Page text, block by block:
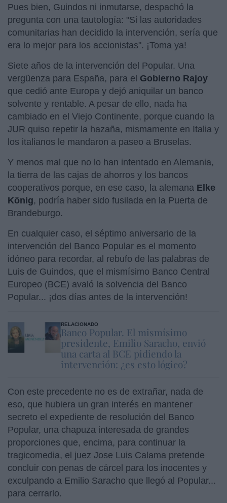
Pues bien, Guindos ni inmutarse, despachó la
pregunta con una tautología: "Si las autoridades
comunitarias han decidido la intervención, sería que
era lo mejor para los accionistas". ¡Toma ya!
Siete años de la intervención del Popular. Una
vergüenza para España, para el Gobierno Rajoy
que cedió ante Europa y dejó aniquilar un banco
solvente y rentable. A pesar de ello, nada ha
cambiado en el Viejo Continente, porque cuando la
JUR quiso repetir la hazaña, mismamente en Italia y
los italianos le mandaron a paseo a Bruselas.
Y menos mal que no lo han intentado en Alemania,
la tierra de las cajas de ahorros y los bancos
cooperativos porque, en ese caso, la alemana Elke
König, podría haber sido fusilada en la Puerta de
Brandeburgo.
En cualquier caso, el séptimo aniversario de la
intervención del Banco Popular es el momento
idóneo para recordar, al rebufo de las palabras de
Luis de Guindos, que el mismísimo Banco Central
Europeo (BCE) avaló la solvencia del Banco
Popular... ¡dos días antes de la intervención!
RELACIONADO
Banco Popular. El mismísimo
presidente, Emilio Saracho, envió
una carta al BCE pidiendo la
intervención: ¿es esto lógico?
Con este precedente no es de extrañar, nada de
eso, que hubiera un gran interés en mantener
secreto el expediente de resolución del Banco
Popular, una chapuza interesada de grandes
proporciones que, encima, para continuar la
tragicomedia, el juez Jose Luis Calama pretende
concluir con penas de cárcel para los inocentes y
exculpando a Emilio Saracho que llegó al Popular...
para cerrarlo.